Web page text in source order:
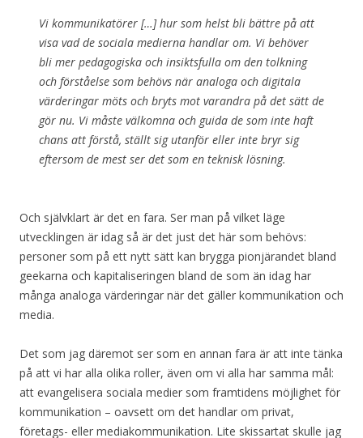
Vi kommunikatörer […] hur som helst bli bättre på att
visa vad de sociala medierna handlar om. Vi behöver
bli mer pedagogiska och insiktsfulla om den tolkning
och förståelse som behövs när analoga och digitala
värderingar möts och bryts mot varandra på det sätt de
gör nu. Vi måste välkomna och guida de som inte haft
chans att förstå, ställt sig utanför eller inte bryr sig
eftersom de mest ser det som en teknisk lösning.
Och självklart är det en fara. Ser man på vilket läge
utvecklingen är idag så är det just det här som behövs:
personer som på ett nytt sätt kan brygga pionjärandet bland
geekarna och kapitaliseringen bland de som än idag har
många analoga värderingar när det gäller kommunikation och
media.
Det som jag däremot ser som en annan fara är att inte tänka
på att vi har alla olika roller, även om vi alla har samma mål:
att evangelisera sociala medier som framtidens möjlighet för
kommunikation – oavsett om det handlar om privat,
företags- eller mediakommunikation. Lite skissartat skulle jag